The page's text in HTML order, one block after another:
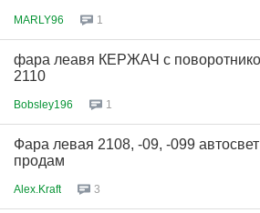
MARLY96 1
фара леавя КЕРЖАЧ с
2110
Bobsley196 1
Фара левая 2108, -09, -099 автосвет
продам
Alex.Kraft 3